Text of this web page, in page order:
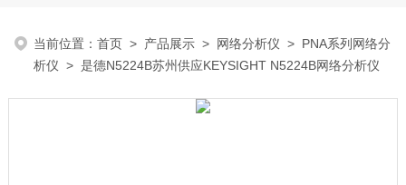
当前位置：首页 > 产品展示 > 网络分析仪 > PNA系列网络分
析仪 > 是德N5224B苏州供应KEYSIGHT N5224B网络分析仪